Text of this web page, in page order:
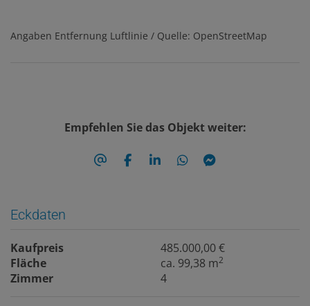
Angaben Entfernung Luftlinie / Quelle: OpenStreetMap
Empfehlen Sie das Objekt weiter:
Eckdaten
Kaufpreis
485.000,00 €
Fläche
ca. 99,38 m2
Zimmer 4